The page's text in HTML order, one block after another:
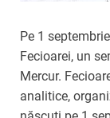
Pe 1
Fecioarei, un
Mercur.
analitice,